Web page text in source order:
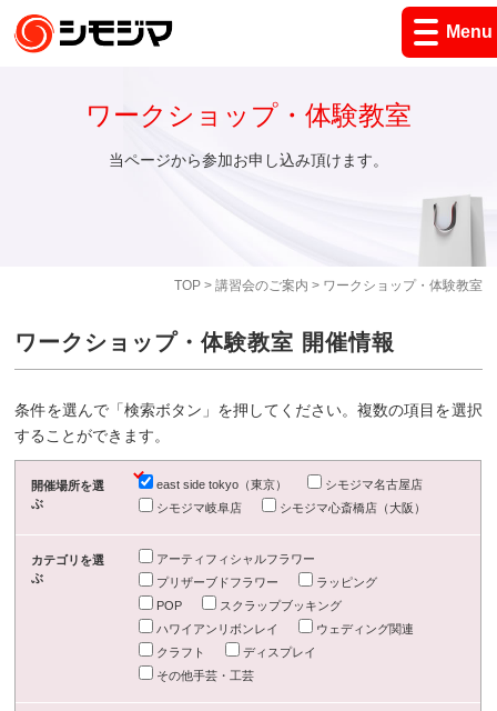
Menu
TOP> 講習会のご案内 > ワークショップ・体験教室
ワークショップ・体験教室
当ページから参加お申し込み頂けます。
ワークショップ・体験教室 開催情報
条件を選んで「検索ボタン」を押してください。複数の項目を選択
することができます。
開催場所を選
ぶ
east side tokyo（東京）
シモジマ名古屋店
シモジマ岐阜店
シモジマ心斎橋店（大阪）
カテゴリを選
ぶ
アーティフィシャルフラワー
プリザーブドフラワー
ラッピング
POP
スクラップブッキング
ハワイアンリボンレイ
ウェディング関連
クラフト
ディスプレイ
その他手芸・工芸